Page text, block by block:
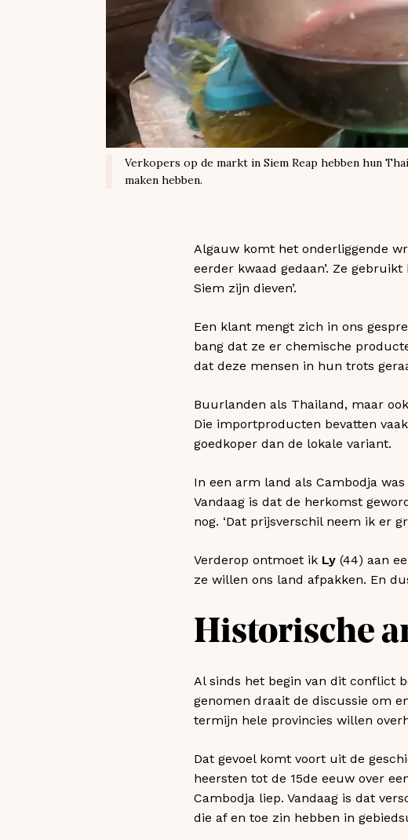
Verkopers op de markt in Siem Reap hebben hun
maken hebben.
Algauw komt het onderliggende
eerder kwaad gedaan’. Ze
Siem zijn dieven’.
Een klant mengt zich in ons
bang dat ze er chemische
dat deze mensen in hun trots
Buurlanden als Thailand, maar
Die importproducten bevatten
goedkoper dan de lokale variant.
In een arm land als Cambodja
Vandaag is dat de herkomst
nog. ‘Dat prijsverschil neem ik er
Verderop ontmoet ik Ly (44) aan
ze willen ons land afpakken. En
Historische
Al sinds het begin van dit conflict
genomen draait de discussie om
termijn hele provincies willen
Dat gevoel komt voort uit de
heersten tot de 15de eeuw over
Cambodja liep. Vandaag is dat
die af en toe zin hebben in